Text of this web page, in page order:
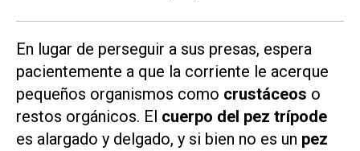
En lugar de perseguir a sus presas, espera
pacientemente a que la corriente le acerque
pequeños organismos como crustáceos o
restos orgánicos. El cuerpo del pez trípode
es alargado y delgado, y si bien no es un pez